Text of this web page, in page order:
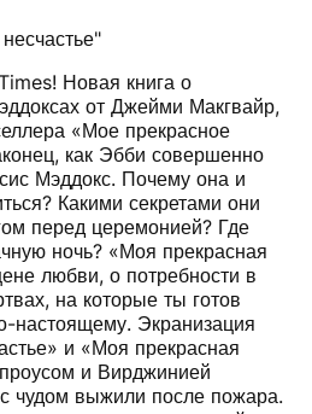
Новая книга о
от Джейми Макгвайр,
«Мое прекрасное
как Эбби совершенно
Мэддокс. Почему она и
Какими секретами они
перед церемонией? Где
ночь? «Моя прекрасная
любви, о потребности в
на которые ты готов
настоящему. Экранизация
и «Моя прекрасная
и Вирджинией
чудом выжили после пожара.